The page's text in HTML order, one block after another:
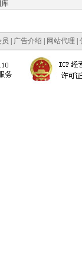
员 广告介绍 网站代理